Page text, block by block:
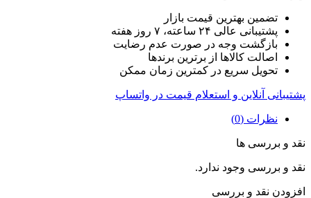
تضمین بهترین قیمت بازار
پشتیبانی عالی ۲۴ ساعته، ۷ روز هفته
بازگشت وجه در صورت عدم رضایت
اصالت کالاها از برترین برندها
تحویل سریع در کمترین زمان ممکن
پشتیبانی آنلاین و استعلام قیمت در واتساپ
نظرات (0)
نقد و بررسی ها
نقد و بررسی وجود ندارد.
افزودن نقد و بررسی